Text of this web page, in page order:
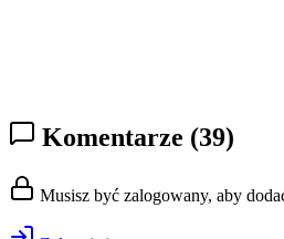
Komentarze (39)
Musisz być zalogowany, aby